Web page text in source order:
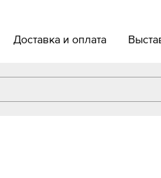
Доставка и оплата